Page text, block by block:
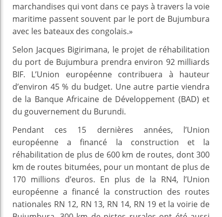
marchandises qui vont dans ce pays à travers la voie
maritime passent souvent par le port de Bujumbura
avec les bateaux des congolais.»
Selon Jacques Bigirimana, le projet de réhabilitation
du port de Bujumbura prendra environ 92 milliards
BIF. L’Union européenne contribuera à hauteur
d’environ 45 % du budget. Une autre partie viendra
de la Banque Africaine de Développement (BAD) et
du gouvernement du Burundi.
Pendant ces 15 dernières années, l’Union
européenne a financé la construction et la
réhabilitation de plus de 600 km de routes, dont 300
km de routes bitumées, pour un montant de plus de
170 millions d’euros. En plus de la RN4, l’Union
européenne a financé la construction des routes
nationales RN 12, RN 13, RN 14, RN 19 et la voirie de